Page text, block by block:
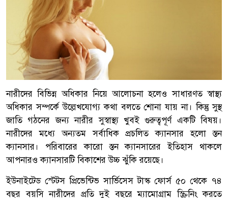
নারীদের বিভিন্ন অধিকার নিয়ে আলোচনা হলেও সাধারণত স্বাস্থ্য
অধিকার সম্পর্কে উল্লেখযোগ্য কথা বলতে শোনা যায় না। কিন্তু সুস্থ
জাতি গঠনের জন্য নারীর সুস্বাস্থ্য খুবই গুরুত্বপূর্ণ একটি বিষয়।
নারীদের মধ্যে অন্যতম সর্বাধিক প্রচলিত ক্যানসার হলো স্তন
ক্যানসার। পরিবারের কারো স্তন ক্যানসারের ইতিহাস থাকলে
আপনারও ক্যানসারটি বিকাশের উচ্চ ঝুঁকি রয়েছে।
ইউনাইটেড স্টেটস প্রিভেন্টিভ সার্ভিসেস টাস্ক ফোর্স ৫০ থেকে ৭৪
বছর বয়সি নারীদের প্রতি দুই বছরে ম্যামোগ্রাম স্ক্রিনিং করতে